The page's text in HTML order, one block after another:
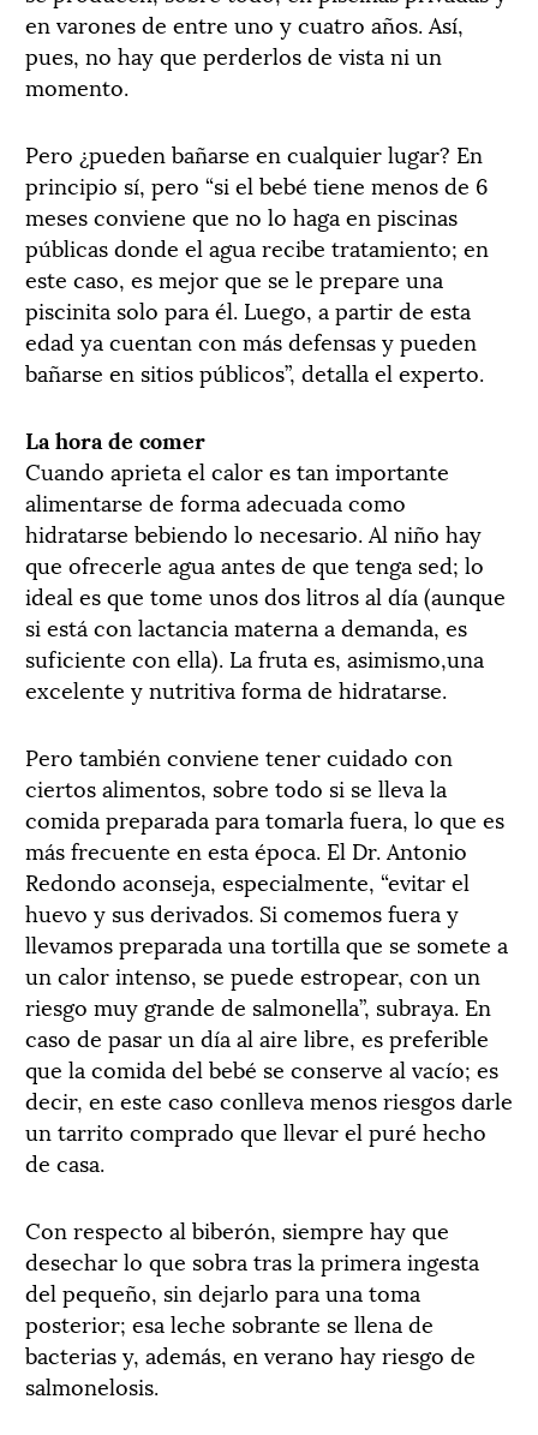
en varones de entre uno y cuatro años. Así,
pues, no hay que perderlos de vista ni un
momento.
Pero ¿pueden bañarse en cualquier lugar? En
principio sí, pero “si el bebé tiene menos de 6
meses conviene que no lo haga en piscinas
públicas donde el agua recibe tratamiento; en
este caso, es mejor que se le prepare una
piscinita solo para él. Luego, a partir de esta
edad ya cuentan con más defensas y pueden
bañarse en sitios públicos”, detalla el experto.
La hora de comer
Cuando aprieta el calor es tan importante
alimentarse de forma adecuada como
hidratarse bebiendo lo necesario. Al niño hay
que ofrecerle agua antes de que tenga sed; lo
ideal es que tome unos dos litros al día (aunque
si está con lactancia materna a demanda, es
suficiente con ella). La fruta es, asimismo,una
excelente y nutritiva forma de hidratarse.
Pero también conviene tener cuidado con
ciertos alimentos, sobre todo si se lleva la
comida preparada para tomarla fuera, lo que es
más frecuente en esta época. El Dr. Antonio
Redondo aconseja, especialmente, “evitar el
huevo y sus derivados. Si comemos fuera y
llevamos preparada una tortilla que se somete a
un calor intenso, se puede estropear, con un
riesgo muy grande de salmonella”, subraya. En
caso de pasar un día al aire libre, es preferible
que la comida del bebé se conserve al vacío; es
decir, en este caso conlleva menos riesgos darle
un tarrito comprado que llevar el puré hecho
de casa.
Con respecto al biberón, siempre hay que
desechar lo que sobra tras la primera ingesta
del pequeño, sin dejarlo para una toma
posterior; esa leche sobrante se llena de
bacterias y, además, en verano hay riesgo de
salmonelosis.